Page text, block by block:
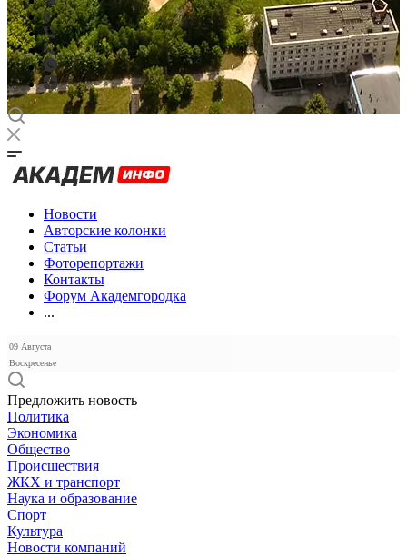
Новости
Авторские колонки
Статьи
Фоторепортажи
Контакты
Форум Академгородка
...
09 Августа
Воскресенье
Предложить новость
Политика
Экономика
Общество
Происшествия
ЖКХ и транспорт
Наука и образование
Спорт
Культура
Новости компаний